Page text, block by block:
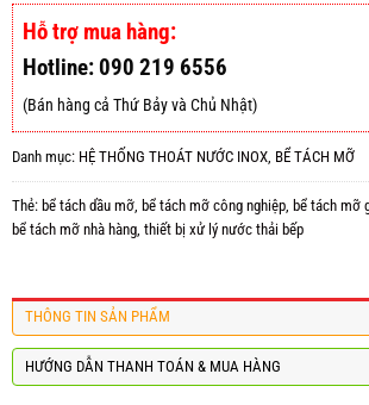
Hỗ trợ mua hàng:
Hotline: 090 219 6556
(Bán hàng cả Thứ Bảy và Chủ Nhật)
Danh mục: HỆ THỐNG THOÁT NƯỚC INOX BỂ TÁCH MỠ
Thẻ: bể tách dầu mỡ bể tách mỡ công nghiệp bể tách mỡ
bể tách mỡ nhà hàng thiết bị xử lý nước thải bếp
THÔNG TIN SẢN PHẨM
HƯỚNG DẪN THANH TOÁN & MUA HÀNG